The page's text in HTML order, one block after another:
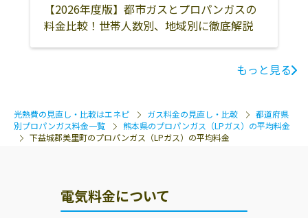
【2026年度版】都市ガスとプロパンガスの
料金比較！世帯人数別、地域別に徹底解説
もっと見る
光熱費の見直し・比較はエネピ ガス料金の見直し・比較
都道府県
別プロパンガス料金一覧
熊本県のプロパンガス（LPガス）の平均料金
下益城郡美里町のプロパンガス（LPガス）の平均料金
電気料金について